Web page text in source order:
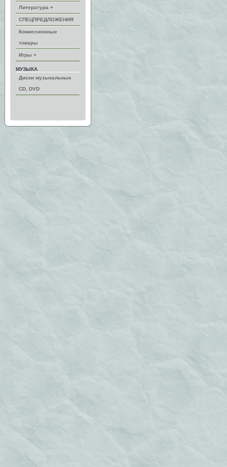
Литература +
СПЕЦПРЕДЛОЖЕНИЯ
Комиссионные
товары
Игры +
МУЗЫКА
Диски музыкальные
CD, DVD